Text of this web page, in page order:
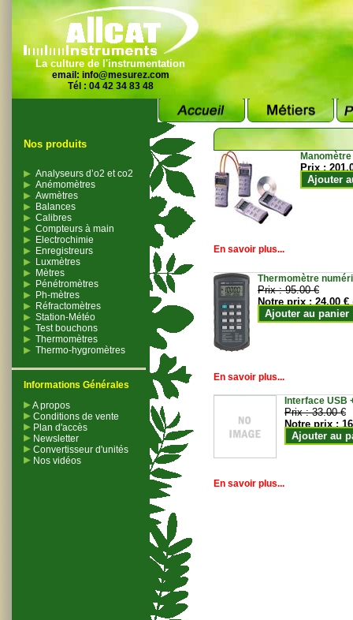
La culture de l'instrumentation
email: info@mesurez.com
Tél : 04 42 34 83 48
Nos produits
Analyseurs d’o2 et co2
Anémomètres
Awmètres
Balances
Calibres
Compteurs à main
Electrochimie
Enregistreurs
Luxmètres
Mètres
Pénétromètres
Ph-mètres
Réfractomètres
Station-Météo
Test bouchons
Thermomètres
Thermo-hygromètres
Informations Générales
A propos
Conditions de vente
Plan d'accès
Newsletter
Convertisseur d'unités
Nos vidéos
Prix :
Ajouter
En savoir plus...
Thermomètre
Prix :95.00 €
Notre prix :24.00 €
Ajouter au panier
En savoir plus...
Interface USB
Prix :33.00 €
Notre prix :
Ajouter au
En savoir plus...